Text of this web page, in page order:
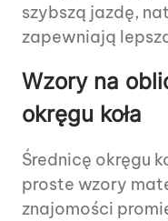
szybszą jazdę,
zapewniają
Wzory na
okręgu koła
Średnicę okręgu
proste wzory
znajomości